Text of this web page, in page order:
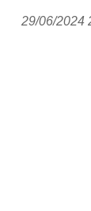
29/06/2024